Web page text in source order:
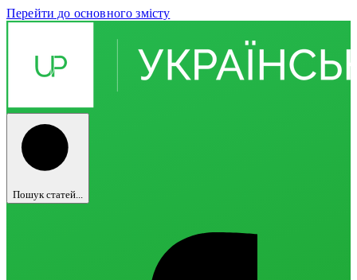
Перейти до основного змісту
Пошук статей...